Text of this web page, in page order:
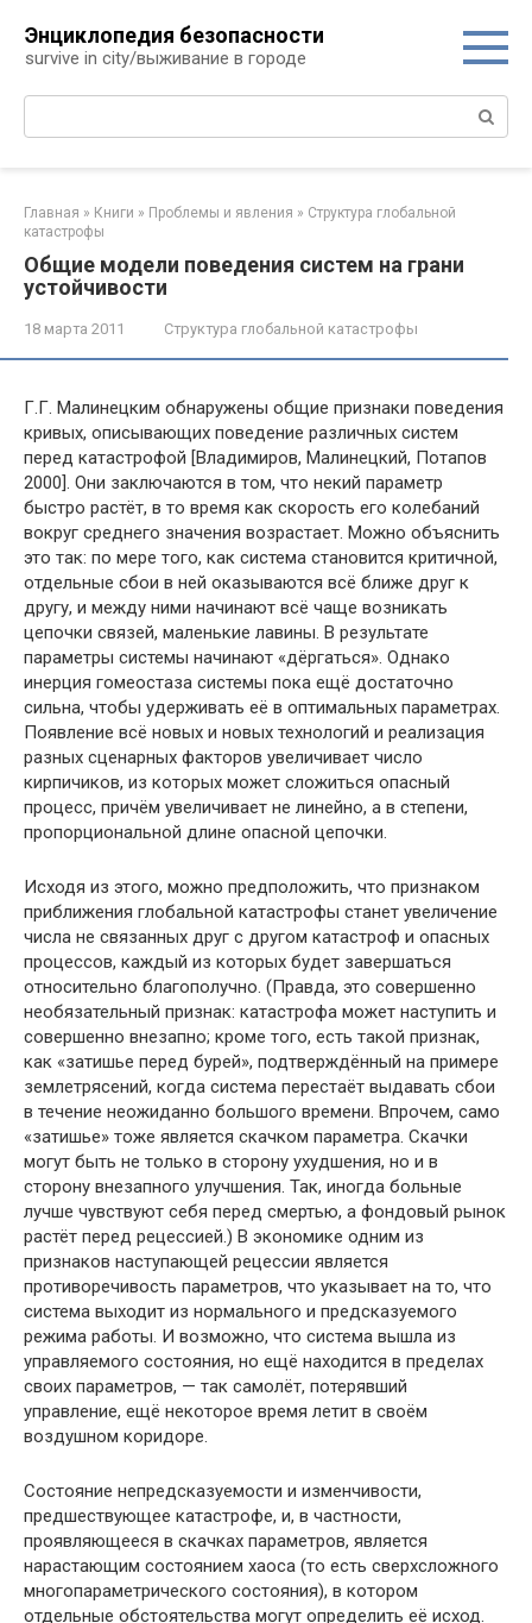
контенту
Энциклопедия безопасности
survive in city/выживание в городе
Поиск:
Главная » Книги » Проблемы и явления » Структура глобальной
катастрофы
Общие модели поведения систем на грани
устойчивости
18 марта 2011 Структура глобальной катастрофы
Г.Г. Малинецким обнаружены общие признаки поведения
кривых, описывающих поведение различных систем
перед катастрофой [Владимиров, Малинецкий, Потапов
2000]. Они заключаются в том, что некий параметр
быстро растёт, в то время как скорость его колебаний
вокруг среднего значения возрастает. Можно объяснить
это так: по мере того, как система становится критичной,
отдельные сбои в ней оказываются всё ближе друг к
другу, и между ними начинают всё чаще возникать
цепочки связей, маленькие лавины. В результате
параметры системы начинают «дёргаться». Однако
инерция гомеостаза системы пока ещё достаточно
сильна, чтобы удерживать её в оптимальных параметрах.
Появление всё новых и новых технологий и реализация
разных сценарных факторов увеличивает число
кирпичиков, из которых может сложиться опасный
процесс, причём увеличивает не линейно, а в степени,
пропорциональной длине опасной цепочки.
Исходя из этого, можно предположить, что признаком
приближения глобальной катастрофы станет увеличение
числа не связанных друг с другом катастроф и опасных
процессов, каждый из которых будет завершаться
относительно благополучно. (Правда, это совершенно
необязательный признак: катастрофа может наступить и
совершенно внезапно; кроме того, есть такой признак,
как «затишье перед бурей», подтверждённый на примере
землетрясений, когда система перестаёт выдавать сбои
в течение неожиданно большого времени. Впрочем, само
«затишье» тоже является скачком параметра. Скачки
могут быть не только в сторону ухудшения, но и в
сторону внезапного улучшения. Так, иногда больные
лучше чувствуют себя перед смертью, а фондовый рынок
растёт перед рецессией.) В экономике одним из
признаков наступающей рецессии является
противоречивость параметров, что указывает на то, что
система выходит из нормального и предсказуемого
режима работы. И возможно, что система вышла из
управляемого состояния, но ещё находится в пределах
своих параметров, — так самолёт, потерявший
управление, ещё некоторое время летит в своём
воздушном коридоре.
Состояние непредсказуемости и изменчивости,
предшествующее катастрофе, и, в частности,
проявляющееся в скачках параметров, является
нарастающим состоянием хаоса (то есть сверхсложного
многопараметрического состояния), в котором
отдельные обстоятельства могут определить её исход.